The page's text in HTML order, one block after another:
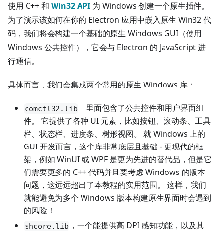
使用 C++ 和 Win32 API 为 Windows 创建一个原生插件。
为了演示该如何在你的 Electron 应用中嵌入原生 Win32 代
码，我们将会构建一个基础的原生 Windows GUI（使用
Windows 公共控件），它会与 Electron 的 JavaScript 进
行通信。
具体而言，我们会集成两个常用的原生 Windows 库：
comctl32.lib ，里面包含了公共控件和用户界面组
件。 它提供了各种 UI 元素，比如按钮、滚动条、工具
栏、状态栏、进度条、树形视图。 就 Windows 上的
GUI 开发而言，这个库非常底层且基础 - 更现代的框
架，例如 WinUI 或 WPF 是更为先进的替代品，但是它
们需要更多的 C++ 代码并且要考虑 Windows 的版本
问题，这远远超出了本教程的实用范围。 这样，我们
就能避免为多个 Windows 版本构建原生界面时会遇到
的风险！
shcore.lib ，一个能提供高 DPI 感知功能，以及其